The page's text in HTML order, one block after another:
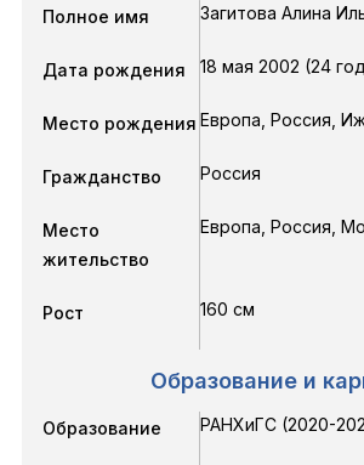
Полное имя Загитова Алина
Дата рождения 18 мая 2002 (24
Место рождения Европа, Россия,
Гражданство Россия
Место
жительство
Европа, Россия,
Рост 160 см
Образование и
Образование РАНХиГС (2020-